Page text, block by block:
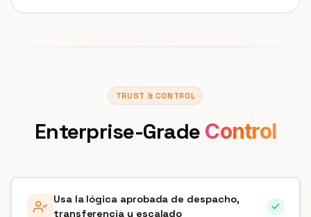
TRUST & CONTROL
Enterprise-Grade Control
Usa la lógica aprobada de despacho,
transferencia y escalado